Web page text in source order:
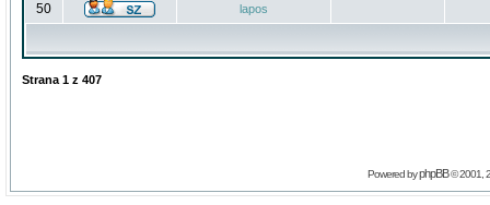
50 lapos
Strana 1 z 407
Powered byphpBB© 2001,